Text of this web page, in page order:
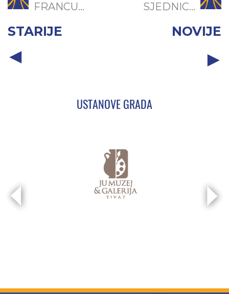
FRANCU...
STARIJE
SJEDNIC...
NOVIJE
USTANOVE GRADA